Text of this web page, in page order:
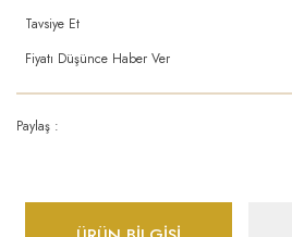
Tavsiye Et
Fiyatı Düşünce Haber Ver
Paylaş :